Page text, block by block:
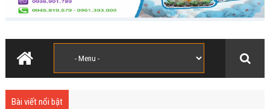
Bài viết nổi bật